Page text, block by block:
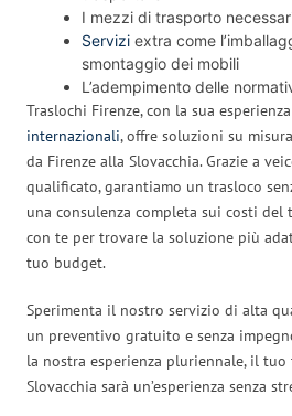
I mezzi di trasporto
Servizi extra come
smontaggio dei mobili
L’adempimento delle
Traslochi Firenze, con la sua
internazionali, offre soluzioni su
da Firenze alla Slovacchia. Grazie a
qualificato, garantiamo un trasloco
una consulenza completa sui costi del
con te per trovare la soluzione più
tuo budget.
Sperimenta il nostro servizio di alta
un preventivo gratuito e senza
la nostra esperienza pluriennale, il tuo
Slovacchia sarà un’esperienza senza